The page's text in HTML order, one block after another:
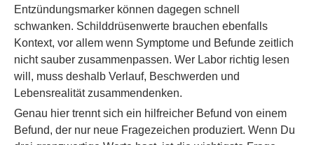
Entzündungsmarker können dagegen schnell
schwanken. Schilddrüsenwerte brauchen ebenfalls
Kontext, vor allem wenn Symptome und Befunde zeitlich
nicht sauber zusammenpassen. Wer Labor richtig lesen
will, muss deshalb Verlauf, Beschwerden und
Lebensrealität zusammendenken.
Genau hier trennt sich ein hilfreicher Befund von einem
Befund, der nur neue Fragezeichen produziert. Wenn Du